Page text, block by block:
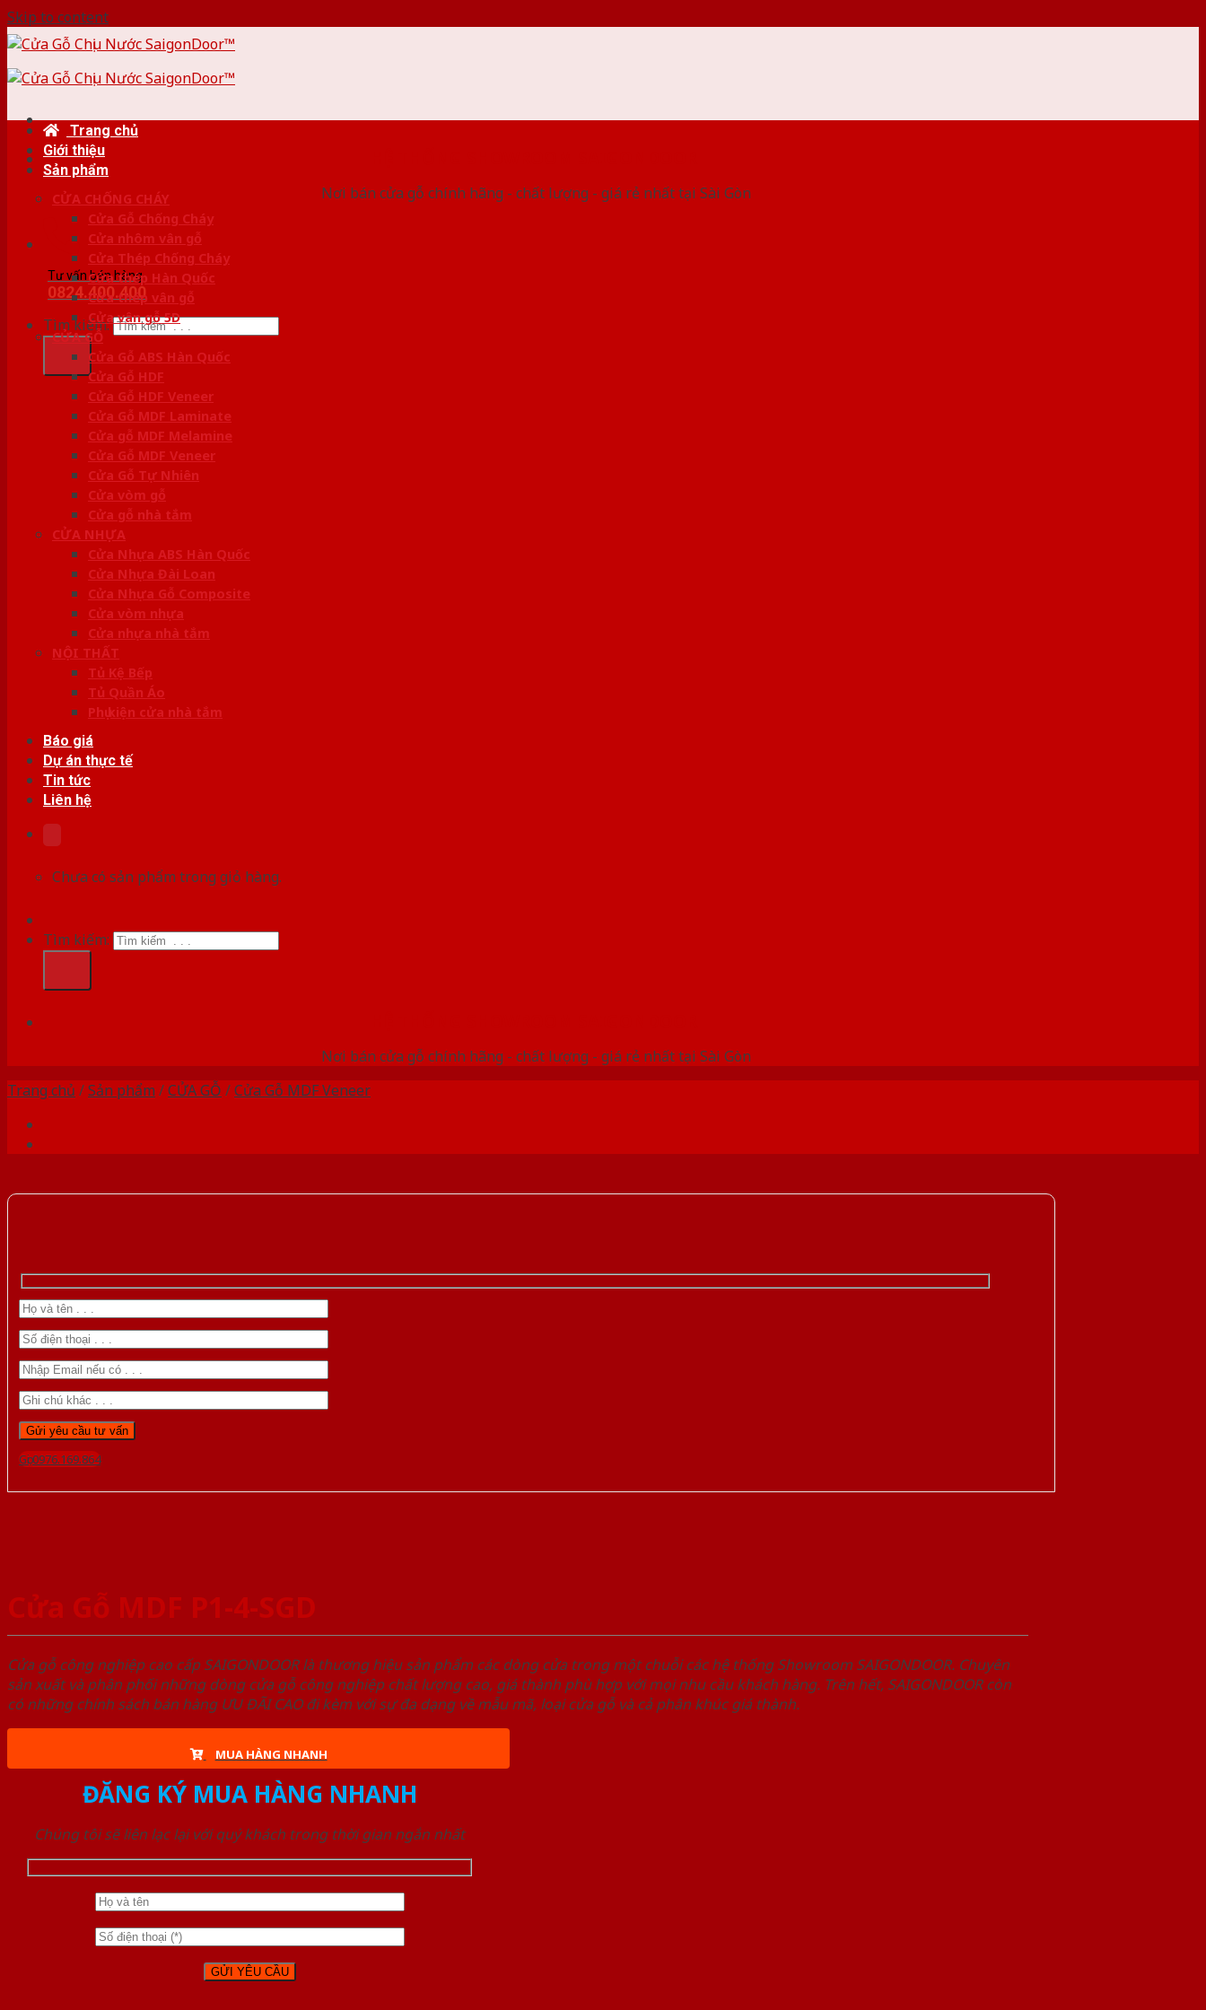
Skip to content
Nơi bán cửa gỗ chính hãng - chất lượng - giá rẻ nhất tại Sài Gòn
Tư vấn bán hàng
0824.400.400
Tìm kiếm:
Trang chủ
Giới thiệu
Sản phẩm
CỬA CHỐNG CHÁY
Cửa Gỗ Chống Cháy
Cửa nhôm vân gỗ
Cửa Thép Chống Cháy
Cửa thép Hàn Quốc
Cửa thép vân gỗ
Cửa vân gỗ 5D
CỬA GỖ
Cửa Gỗ ABS Hàn Quốc
Cửa Gỗ HDF
Cửa Gỗ HDF Veneer
Cửa Gỗ MDF Laminate
Cửa gỗ MDF Melamine
Cửa Gỗ MDF Veneer
Cửa Gỗ Tự Nhiên
Cửa vòm gỗ
Cửa gỗ nhà tắm
CỬA NHỰA
Cửa Nhựa ABS Hàn Quốc
Cửa Nhựa Đài Loan
Cửa Nhựa Gỗ Composite
Cửa vòm nhựa
Cửa nhựa nhà tắm
NỘI THẤT
Tủ Kệ Bếp
Tủ Quần Áo
Phụ kiện cửa nhà tắm
Báo giá
Dự án thực tế
Tin tức
Liên hệ
Chưa có sản phẩm trong giỏ hàng.
Tìm kiếm:
Nơi bán cửa gỗ chính hãng - chất lượng - giá rẻ nhất tại Sài Gòn
Trang chủ /Sản phẩm /CỬA GỖ /Cửa Gỗ MDF Veneer
Gọi 0976.169.864
Cửa Gỗ MDF P1-4-SGD
Cửa gỗ công nghiệp cao cấp SAIGONDOOR là thương hiệu sản phẩm các dòng cửa trong một chuỗi các hệ thống Showroom SAIGONDOOR. Chuyên
sản xuất và phân phối những dòng cửa gỗ công nghiệp chất lượng cao, giá thành phù hợp với mọi nhu cầu khách hàng. Trên hết, SAIGONDOOR còn
có những chính sách bán hàng ƯU ĐÃI CAO đi kèm với sự đa dạng về mẫu mã, loại cửa gỗ và cả phân khúc giá thành.
MUA HÀNG NHANH
ĐĂNG KÝ MUA HÀNG NHANH
Chúng tôi sẽ liên lạc lại với quý khách trong thời gian ngắn nhất